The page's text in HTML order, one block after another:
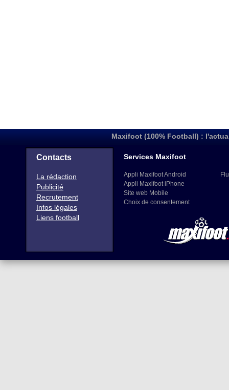
Maxifoot (100% Football) :
Contacts
La rédaction
Publicité
Recrutement
Infos légales
Liens football
Services Maxifoot
Appli Maxifoot Android
Appli Maxifoot iPhone
Site web Mobile
Choix de consentement